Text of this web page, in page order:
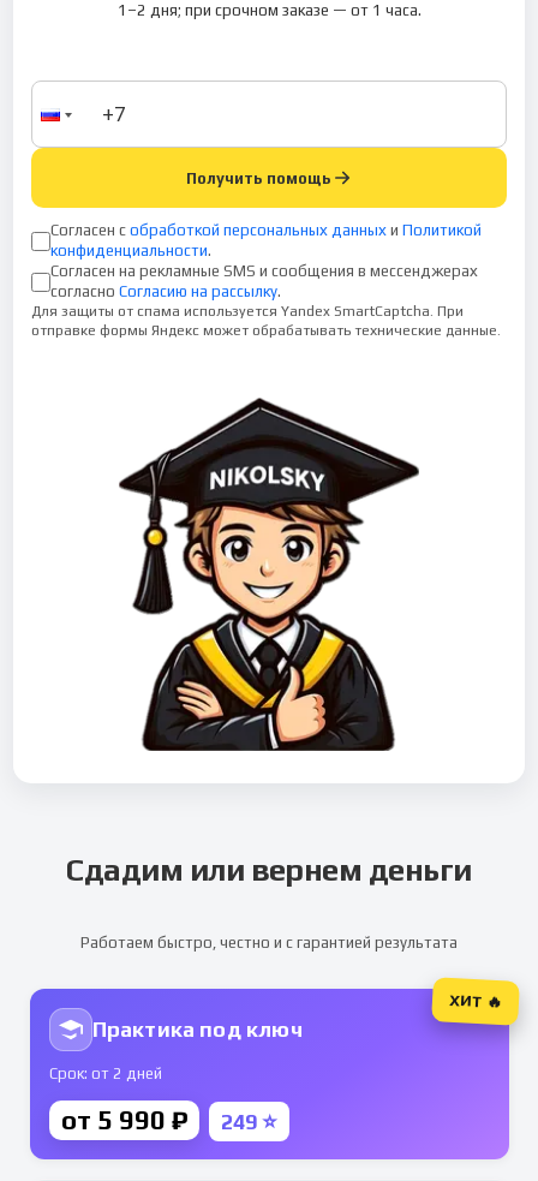
1–2 дня; при срочном заказе — от 1 часа.
Получить помощь
Согласен с обработкой персональных данных и Политикой
конфиденциальности.
Согласен на рекламные SMS и сообщения в мессенджерах
согласно Согласию на рассылку.
Для защиты от спама используется Yandex SmartCaptcha. При
отправке формы Яндекс может обрабатывать технические данные.
Сдадим или вернем деньги
Работаем быстро, честно и с гарантией результата
Практика под ключ
Срок: от 2 дней
от 5 990 ₽ 249 ⭐
ХИТ 🔥